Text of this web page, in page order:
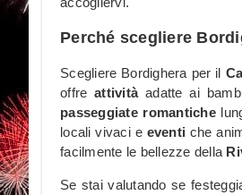
Perché scegliere
Scegliere Bordighera per il
offreattivitàadatte ai
passeggiate romantiche
locali vivaci e eventi che
facilmente le bellezze della
Se stai valutando se